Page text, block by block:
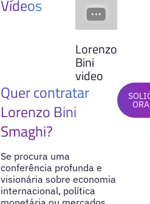
Vídeos
Lorenzo
Bini
video
Quer contratar
Lorenzo Bini
Smaghi?
Se procura uma
conferência profunda e
visionária sobre economia
internacional, política